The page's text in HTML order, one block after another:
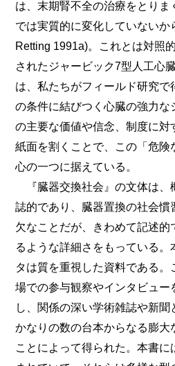
は、末期腎不全の治療をとりま
では実質的に変化していないか
Retting 1991a)。これとは対照
されたジャービック7型人工心
は、私たちがフィールド研究で
の条件に結びつく心臓の強力な
の主要な価値や信念、制度に対
紙面を割くことで、この「危険
心の一つに据えている。
『臓器交換社会』の文体は、
誌的であり、臓器置換の社会
欠なことだが、きわめて記述的
るような詳細さをもっている
タは質を重視した資料である。
場での参与観察やインタビュー
し、関係の深い学術雑誌や新
かなりの数の台本からなる膨大
ことによって得られた。本書